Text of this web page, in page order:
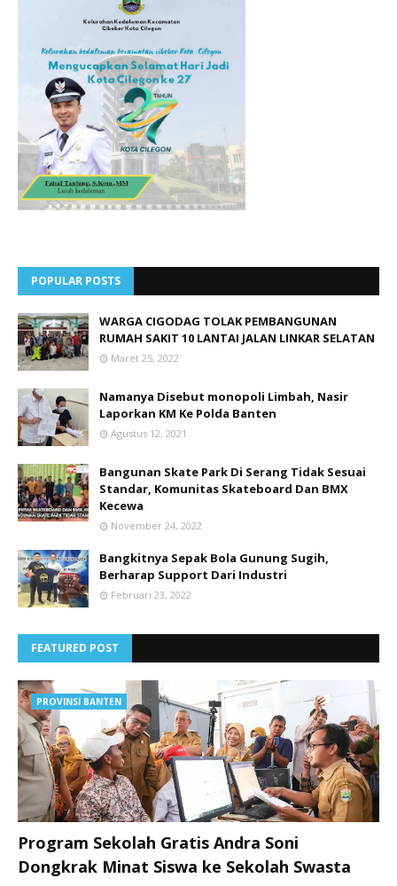
POPULAR POSTS
WARGA CIGODAG TOLAK PEMBANGUNAN
RUMAH SAKIT 10 LANTAI JALAN LINKAR SELATAN
Maret 25, 2022
Namanya Disebut monopoli Limbah, Nasir
Laporkan KM Ke Polda Banten
Agustus 12, 2021
Bangunan Skate Park Di Serang Tidak Sesuai
Standar, Komunitas Skateboard Dan BMX
Kecewa
November 24, 2022
Bangkitnya Sepak Bola Gunung Sugih,
Berharap Support Dari Industri
Februari 23, 2022
FEATURED POST
PROVINSI BANTEN
Program Sekolah Gratis Andra Soni
Dongkrak Minat Siswa ke Sekolah Swasta